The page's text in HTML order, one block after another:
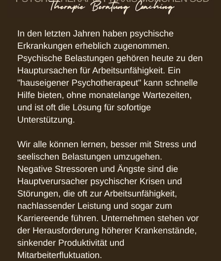
In den letzten Jahren haben psychische
Erkrankungen erheblich zugenommen.
Psychische Belastungen gehören heute zu den
Hauptursachen für Arbeitsunfähigkeit. Ein
"hauseigener Psychotherapeut" kann schnelle
Hilfe bieten, ohne monatelange Wartezeiten,
und ist oft die Lösung für sofortige
Unterstützung.
Wir alle können lernen, besser mit Stress und
seelischen Belastungen umzugehen.
Negative Stressoren und Ängste sind die
Hauptverursacher psychischer Krisen und
Störungen, die oft zur Arbeitsunfähigkeit,
nachlassender Leistung und sogar zum
Karriereende führen. Unternehmen stehen vor
der Herausforderung höherer Krankenstände,
sinkender Produktivität und
Mitarbeiterfluktuation.